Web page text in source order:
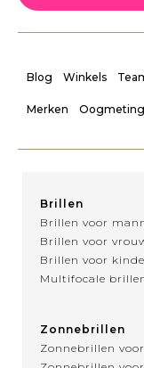
Blog Winkels
Merken Oogmeting
Brillen
Brillen voor
Brillen voor
Brillen voor
Multifocale
Zonnebrillen
Zonnebrillen